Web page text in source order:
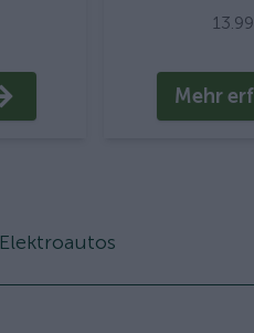
Mehr
Elektroautos